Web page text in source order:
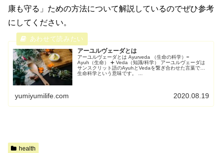
康も守る」ための方法について解説しているのでぜひ参考
にしてください。
アーユルヴェーダとは
アーユルヴェーダとは Ayurveda （生命の科学）=
Ayuh（生命） ➕ Veda（知識/科学） アーユルヴェーダは
サンスクリット語のAyuhとVedaを繋ぎ合わせた言葉で、
yumiyumilife.com 2020.08.19
health